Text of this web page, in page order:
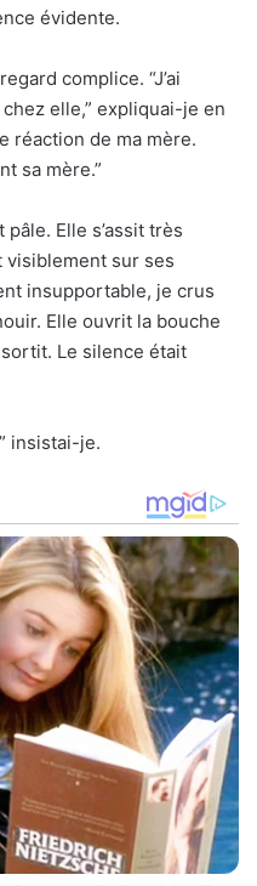
évidente.
complice. “J’ai
elle,” expliquai-je en
réaction de ma mère.
sa mère.”
Elle s’assit très
visiblement sur ses
insupportable, je crus
Elle ouvrit la bouche
Le silence était
insistai-je.